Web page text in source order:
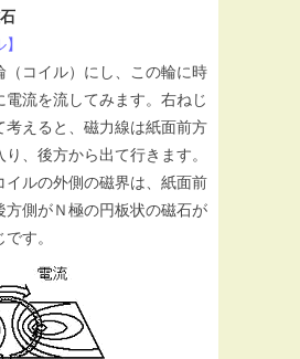
（コイル）にし、この輪に時
電流を流してみます。右ねじ
考えると、磁力線は紙面前方
、後方から出て行きます。
イルの外側の磁界は、紙面前
方側がＮ極の円板状の磁石が
す。